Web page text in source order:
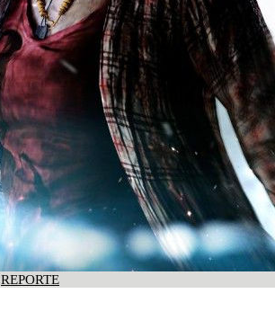
REPORTE